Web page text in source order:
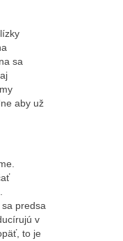
sa
aby už
predsa
v
to je